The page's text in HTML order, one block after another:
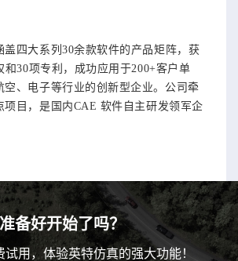
盖四大系列30余款软件的产品矩阵，获
和30项专利，成功应用于200+客户单
空、电子等行业的创新型企业。公司牵
项目，是国内CAE 软件自主研发领军企
准备好开始了吗？
试用，体验英特仿真的强大功能！